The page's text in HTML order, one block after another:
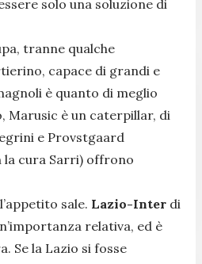
solo una soluzione di
tranne qualche
capace di grandi e
è quanto di meglio
Marusic è un caterpillar, di
e Provstgaard
la cura Sarri) offrono
sale. Lazio-Inter di
relativa, ed è
Se la Lazio si fosse